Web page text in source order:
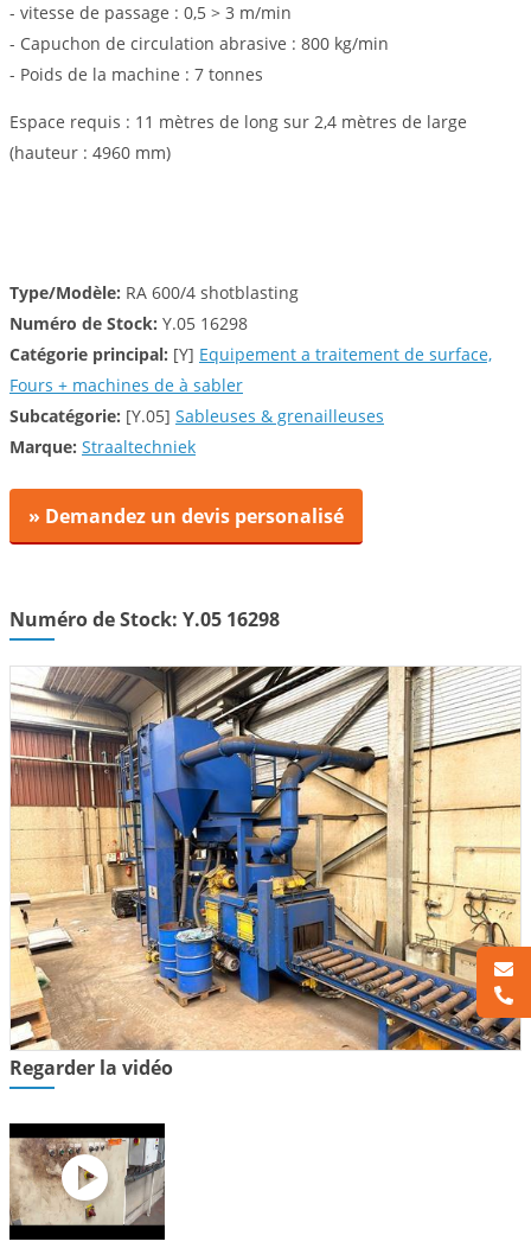
- vitesse de passage : 0,5 > 3 m/min
- Capuchon de circulation abrasive : 800 kg/min
- Poids de la machine : 7 tonnes
Espace requis : 11 mètres de long sur 2,4 mètres de large
(hauteur : 4960 mm)
Type/Modèle: RA 600/4 shotblasting
Numéro de Stock: Y.05 16298
Catégorie principal: [Y] Equipement a traitement de surface,
Fours + machines de à sabler
Subcatégorie: [Y.05] Sableuses & grenailleuses
Marque: Straaltechniek
» Demandez un devis personalisé
Numéro de Stock: Y.05 16298
Regarder la vidéo